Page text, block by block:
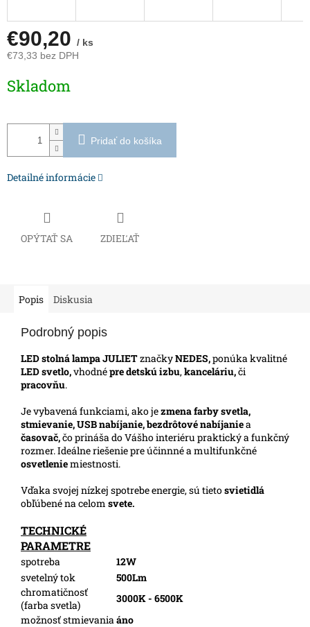
€90,20 / ks
€73,33 bez DPH
cena:
Skladom
Pridať do košíka
Detailné informácie
OPÝTAŤ SA ZDIEĽAŤ
Popis Diskusia
Podrobný popis
LED stolná lampa JULIETznačkyNEDES,ponúka kvalitné
LED svetlo,vhodnépredetskú izbu,kanceláriu,či
pracovňu.
Je vybavená funkciami, ako jezmena farby svetla,
stmievanie,USB nabíjanie, bezdrôtové nabíjaniea
časovač,čo prináša do Vášho interiéru praktický a funkčný
rozmer. Ideálne riešenie pre účinnné a multifunkčné
osvetleniemiestnosti.
Vďaka svojej nízkej spotrebe energie, sú tietosvietidlá
obľúbené na celom svete.
TECHNICKÉ
PARAMETRE
spotreba
12W
svetelný tok
500Lm
chromatičnosť
(farba svetla)
3000K - 6500K
možnosť stmievaniaáno